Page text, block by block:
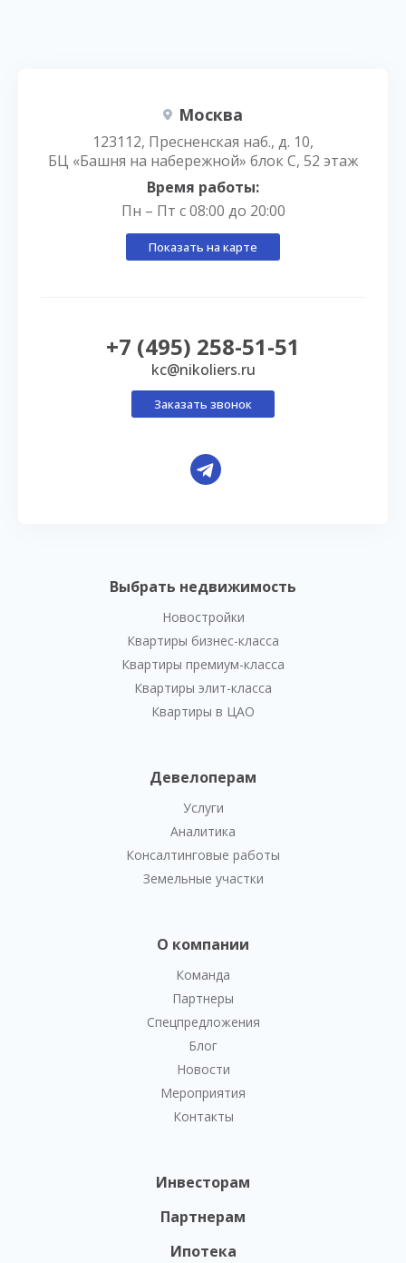
Выбрать недвижимость
Новостройки
Квартиры бизнес-класса
Квартиры премиум-класса
Квартиры элит-класса
Квартиры в ЦАО
Девелоперам
Услуги
Аналитика
Консалтинговые работы
Земельные участки
О компании
Команда
Партнеры
Спецпредложения
Блог
Новости
Мероприятия
Контакты
Инвесторам
Партнерам
Ипотека
Москва
123112, Пресненская наб., д. 10,
БЦ «Башня на набережной» блок С, 52 этаж
Время работы:
Пн – Пт с 08:00 до 20:00
Показать на карте
+7 (495) 258-51-51
kc@nikoliers.ru
Заказать звонок